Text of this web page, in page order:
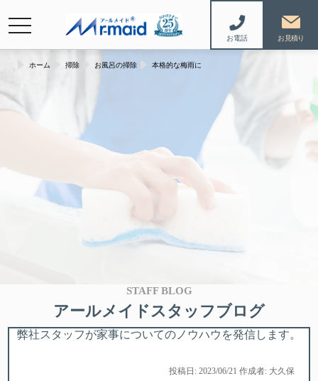
お電話
navigation
STAFF BLOG
アールメイドスタッフブログ
弊社スタッフが家事についてのノウハウを発信します。
ホーム 掃除 お風呂の掃除 本格的な梅雨に
投稿日: 2023/06/21 作成者: 大久保